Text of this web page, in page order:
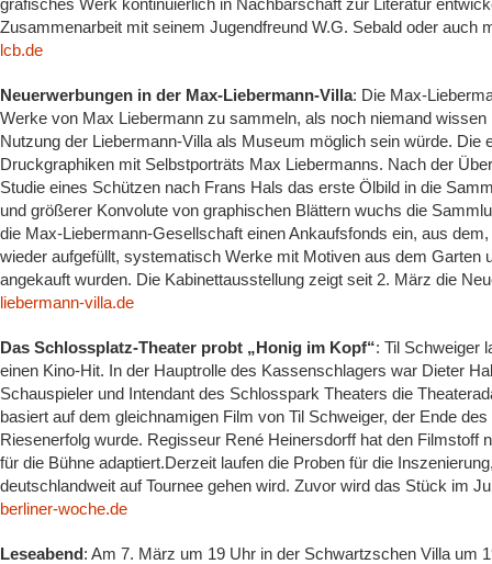
grafisches Werk kontinuierlich in Nachbarschaft zur Literatur
Zusammenarbeit mit seinem Jugendfreund W.G. Sebald oder auch
lcb.de
Neuerwerbungen in der Max-Liebermann-Villa: Die Max-
Werke von Max Liebermann zu sammeln, als noch niemand wissen
Nutzung der Liebermann-Villa als Museum möglich sein würde. Die
Druckgraphiken mit Selbstporträts Max Liebermanns. Nach der
Studie eines Schützen nach Frans Hals das erste Ölbild in die
und größerer Konvolute von graphischen Blättern wuchs die
die Max-Liebermann-Gesellschaft einen Ankaufsfonds ein, aus
wieder aufgefüllt, systematisch Werke mit Motiven aus dem Garten
angekauft wurden. Die Kabinettausstellung zeigt seit 2. März die
liebermann-villa.de
Das Schlossplatz-Theater probt „Honig im Kopf“: Til Schweiger
einen Kino-Hit. In der Hauptrolle des Kassenschlagers war Dieter
Schauspieler und Intendant des Schlosspark Theaters die
basiert auf dem gleichnamigen Film von Til Schweiger, der Ende
Riesenerfolg wurde. Regisseur René Heinersdorff hat den Filmstoff
für die Bühne adaptiert.Derzeit laufen die Proben für die
deutschlandweit auf Tournee gehen wird. Zuvor wird das Stück im
berliner-woche.de
Leseabend: Am 7. März um 19 Uhr in der Schwartzschen Villa um